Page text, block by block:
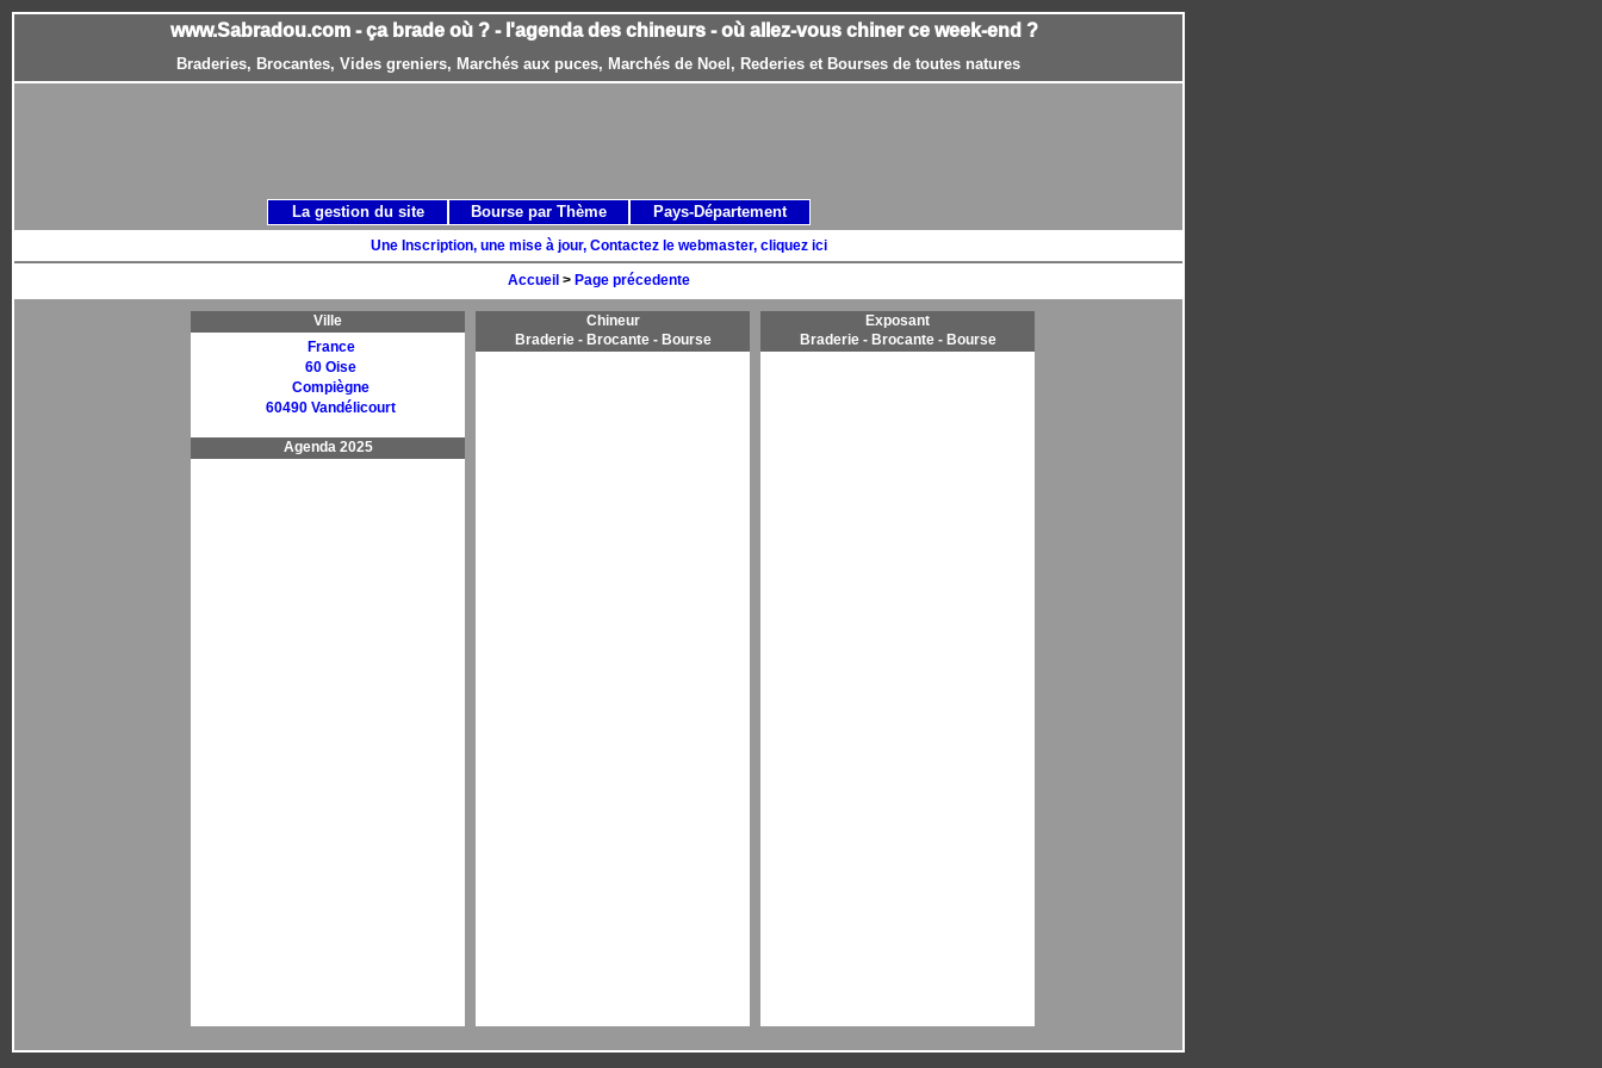
www.Sabradou.com - ça brade où ? - l'agenda des chineurs - où allez-vous chiner ce week-end ?
Braderies, Brocantes, Vides greniers, Marchés aux puces, Marchés de Noel, Rederies et Bourses de toutes natures
Une Inscription, une mise à jour, Contactez le webmaster, cliquez ici
Accueil > Page précedente
Ville
France
60 Oise
Compiègne
60490 Vandélicourt
Agenda 2025
Chineur
Braderie - Brocante - Bourse
Exposant
Braderie - Brocante - Bourse
La gestion du site Bourse par Thème Pays-Département